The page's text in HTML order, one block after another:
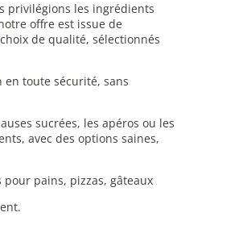
privilégions les ingrédients
offre est issue de
de qualité, sélectionnés
toute sécurité, sans
sucrées, les apéros ou les
avec des options saines,
pains, pizzas, gâteaux